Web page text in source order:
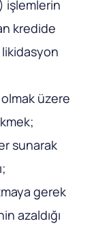
işlemlerin
kredide
üzere
sunarak
gerek
azaldığı